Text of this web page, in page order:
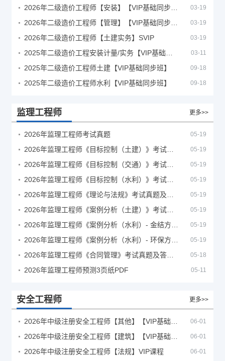
03-19
03-19
2026年二级造价工程师【土建实务】SVIP 03-19
03-11
2025年二级造价工程师土建【VIP基础同步班】 09-18
2025年二级造价工程师水利【VIP基础同步班】 09-18
监理工程师 更多>>
2026年监理工程师考试真题 05-19
05-19
05-19
05-19
05-19
05-19
05-19
05-19
05-18
2026年监理工程师预测3页纸PDF 05-11
安全工程师 更多>>
06-01
06-01
2026年中级注册安全工程师【法规】VIP课程 06-01